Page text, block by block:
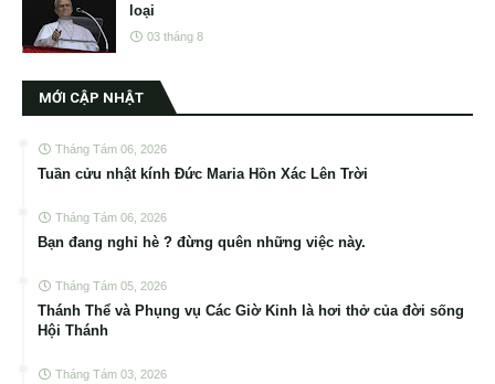
loại
03 tháng 8
MỚI CẬP NHẬT
Tháng Tám 06, 2026
Tuần cửu nhật kính Đức Maria Hồn Xác Lên Trời
Tháng Tám 06, 2026
Bạn đang nghỉ hè ? đừng quên những việc này.
Tháng Tám 05, 2026
Thánh Thể và Phụng vụ Các Giờ Kinh là hơi thở của đời sống
Hội Thánh
Tháng Tám 03, 2026